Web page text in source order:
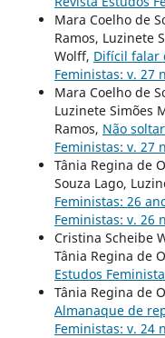
Mara Coelho de
Ramos, Luzinete
Wolff, Difícil falar
Feministas: v. 27
Mara Coelho de
Luzinete Simões
Ramos, Não
Feministas: v. 27
Tânia Regina de
Souza Lago,
Feministas: 26
Feministas: v. 26
Cristina Scheibe
Tânia Regina de
Estudos
Tânia Regina de
Almanaque de
Feministas: v. 24